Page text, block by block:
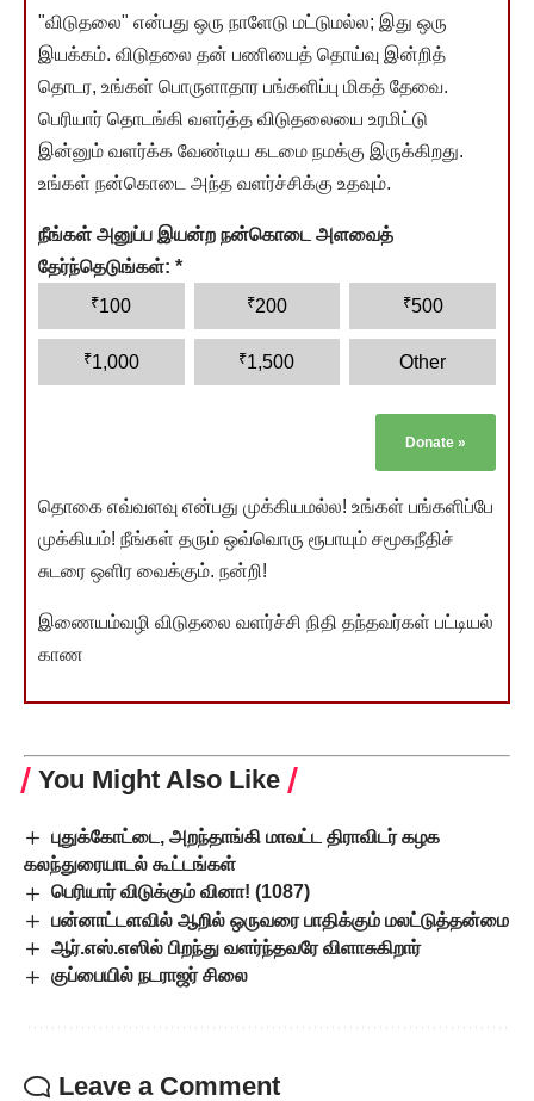
"விடுதலை" என்பது ஒரு நாளேடு மட்டுமல்ல; இது ஒரு
இயக்கம். விடுதலை தன் பணியைத் தொய்வு இன்றித்
தொடர, உங்கள் பொருளாதார பங்களிப்பு மிகத் தேவை.
பெரியார் தொடங்கி வளர்த்த விடுதலையை உரமிட்டு
இன்னும் வளர்க்க வேண்டிய கடமை நமக்கு இருக்கிறது.
உங்கள் நன்கொடை அந்த வளர்ச்சிக்கு உதவும்.
நீங்கள் அனுப்ப இயன்ற நன்கொடை அளவைத்
தேர்ந்தெடுங்கள்: *
₹100 ₹200 ₹500
₹1,000 ₹1,500 Other
Donate »
தொகை எவ்வளவு என்பது முக்கியமல்ல! உங்கள் பங்களிப்பே
முக்கியம்! நீங்கள் தரும் ஒவ்வொரு ரூபாயும் சமூகநீதிச்
சுடரை ஒளிர வைக்கும். நன்றி!
இணையம்வழி விடுதலை வளர்ச்சி நிதி தந்தவர்கள் பட்டியல்
காண
You Might Also Like
புதுக்கோட்டை, அறந்தாங்கி மாவட்ட திராவிடர் கழக
கலந்துரையாடல் கூட்டங்கள்
பெரியார் விடுக்கும் வினா! (1087)
பன்னாட்டளவில் ஆறில் ஒருவரை பாதிக்கும் மலட்டுத்தன்மை
ஆர்.எஸ்.எஸில் பிறந்து வளர்ந்தவரே விளாசுகிறார்
குப்பையில் நடராஜர் சிலை
Leave a Comment